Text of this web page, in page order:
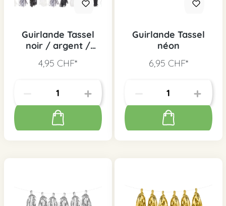
Guirlande Tassel
noir / argent /
4,95 CHF*
Guirlande Tassel
néon
6,95 CHF*